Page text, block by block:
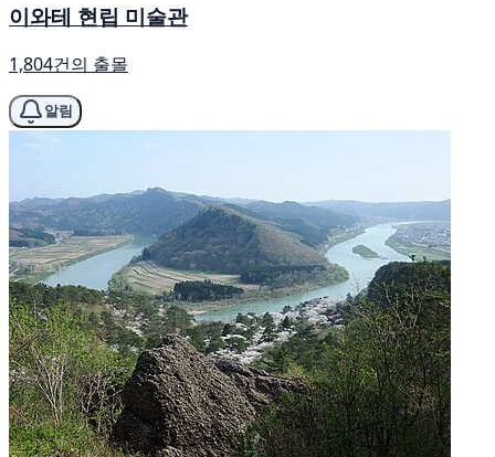
이와테 현립 미술관
1,804건의 출몰
알림